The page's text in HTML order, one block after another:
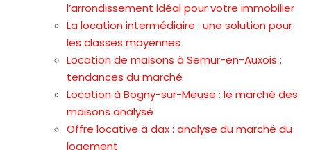
l’arrondissement idéal pour votre immobilier
La location intermédiaire : une solution pour
les classes moyennes
Location de maisons à Semur-en-Auxois :
tendances du marché
Location à Bogny-sur-Meuse : le marché des
maisons analysé
Offre locative à dax : analyse du marché du
logement